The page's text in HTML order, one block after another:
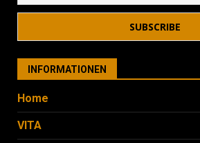
INFORMATIONEN
Home
VITA